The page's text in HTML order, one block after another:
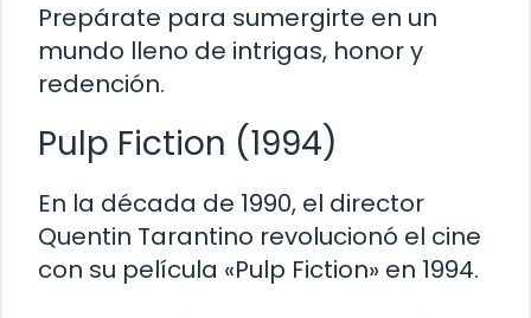
Prepárate para sumergirte en un
mundo lleno de intrigas, honor y
redención.
Pulp Fiction (1994)
En la década de 1990, el director
Quentin Tarantino revolucionó el cine
con su película «Pulp Fiction» en 1994.